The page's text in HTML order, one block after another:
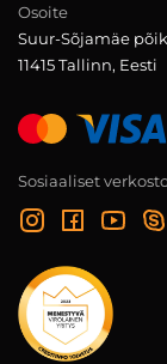
Osoite
Suur-Sõjamäe
11415 Tallinn, Eesti
Sosiaaliset